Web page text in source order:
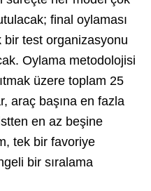
final oylaması
bir test organizasyonu
Oylama metodolojisi
üzere toplam 25
araç başına en fazla
en az beşine
tek bir favoriye
bir sıralama